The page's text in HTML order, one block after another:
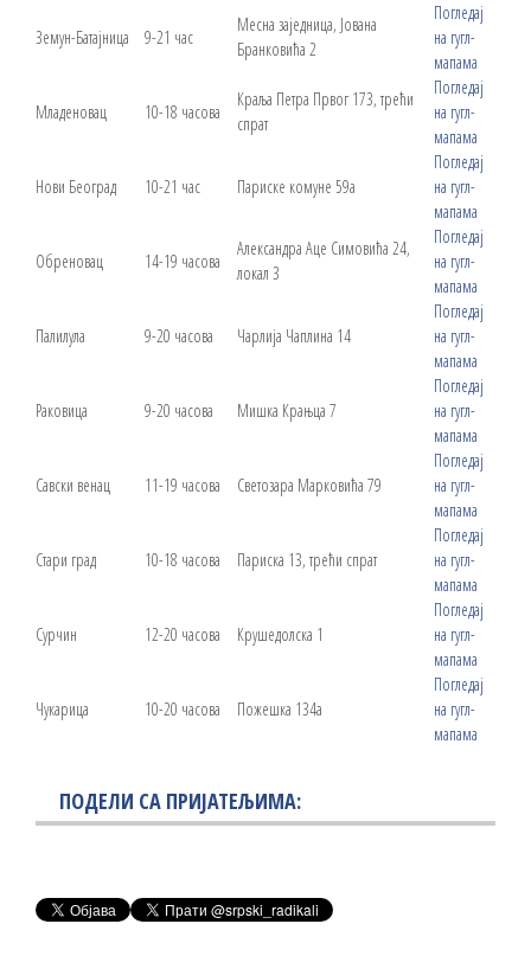
Земун-Батајница 9-21 час
Месна заједница, Јована
Бранковића 2
Погледај
на гугл-
мапама
Младеновац 10-18 часова
Краља Петра Првог 173, трећи
спрат
Погледај
на гугл-
мапама
Нови Београд 10-21 час Париске комуне 59а
Погледај
на гугл-
мапама
Обреновац 14-19 часова
Александра Аце Симовића 24,
локал 3
Погледај
на гугл-
мапама
Палилула 9-20 часова Чарлија Чаплина 14
Погледај
на гугл-
мапама
Раковица 9-20 часова Мишка Крањца 7
Погледај
на гугл-
мапама
Савски венац 11-19 часова Светозара Марковића 79
Погледај
на гугл-
мапама
Стари град 10-18 часова Париска 13, трећи спрат
Погледај
на гугл-
мапама
Сурчин 12-20 часова Крушедолска 1
Погледај
на гугл-
мапама
Чукарица 10-20 часова Пожешка 134а
Погледај
на гугл-
мапама
ПОДЕЛИ СА ПРИЈАТЕЉИМА: